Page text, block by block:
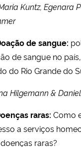
Kuntz, Egenara
de sangue:
de sangue no
do Rio Grande do
Hilgemann &
raras: Como
a serviços
raras?